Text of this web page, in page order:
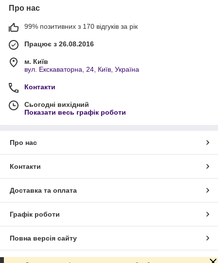
Про нас
99% позитивних з 170 відгуків за рік
Працює з 26.08.2016
м. Київ
вул. Екскаваторна, 24, Київ, Україна
Контакти
Сьогодні вихідний
Показати весь графік роботи
Про нас
Контакти
Доставка та оплата
Графік роботи
Повна версія сайту